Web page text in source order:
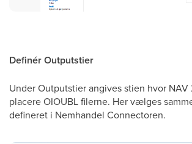
Definér Outputstier
Under Outputstier angives stien hvor NAV
placere OIOUBL filerne. Her vælges
defineret i Nemhandel Connectoren.